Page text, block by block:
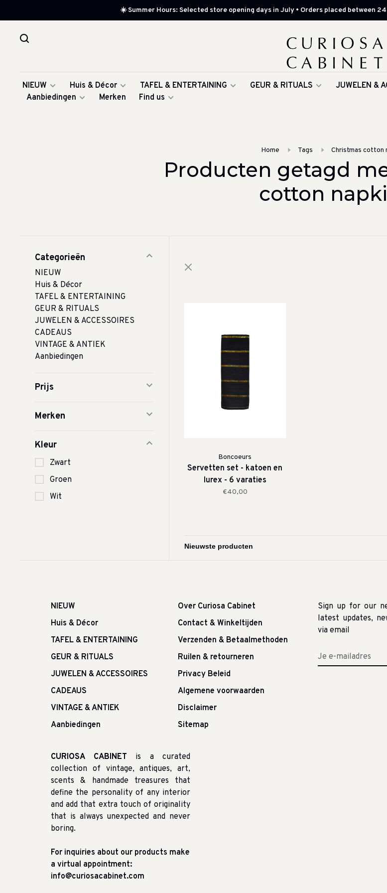
☀️ Summer Hours: Selected store opening days in July • Orders placed between
NIEUW Huis & Décor TAFEL & ENTERTAINING GEUR & RITUALS JUWELEN &
Aanbiedingen
Merken Find us
Home Tags Christmas cotton
Producten getagd
cotton
Categorieën
NIEUW
Huis & Décor
TAFEL & ENTERTAINING
GEUR & RITUALS
JUWELEN & ACCESSOIRES
CADEAUS
VINTAGE & ANTIEK
Aanbiedingen
Prijs
Merken
Kleur
Zwart
Groen
Wit
Boncoeurs
Servetten set - katoen en
lurex - 6 varaties
€40,00
NIEUW
Huis & Décor
TAFEL & ENTERTAINING
GEUR & RITUALS
JUWELEN & ACCESSOIRES
CADEAUS
VINTAGE & ANTIEK
Aanbiedingen
Over Curiosa Cabinet
Contact & Winkeltijden
Verzenden & Betaalmethoden
Ruilen & retourneren
Privacy Beleid
Algemene voorwaarden
Disclaimer
Sitemap
Sign up for our
latest updates,
via email
CURIOSA CABINET is a curated
collection of vintage, antiques, art,
scents & handmade treasures that
define the personality of any interior
and add that extra touch of originality
that is always unexpected and never
boring.
For inquiries about our products make
a virtual appointment:
info@curiosacabinet.com